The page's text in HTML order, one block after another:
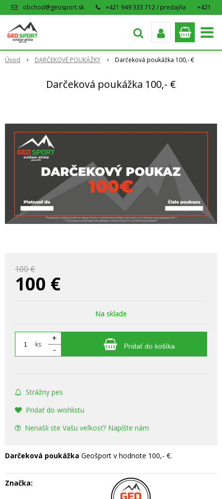
obchod@geosport.sk +421 949 333 712 / predajňa
+421
Úvod DARČEKOVÉ POUKÁŽKY Darčeková poukážka 100,- €
Darčeková poukážka 100,- €
100 €
100 €
Na sklade
ks
+
-
Pridať do košíka
Strážny pes
Pridať do wishlistu
Nenašli ste Vašu veľkosť? Napíšte nám
Darčeková poukážka Geošport v hodnote 100,- €.
Značka: